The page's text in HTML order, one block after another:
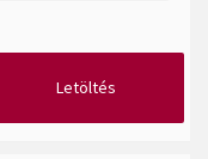
Letöltés